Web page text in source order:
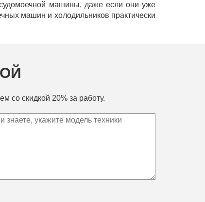
машины, даже если они уже
машин и холодильников практически
со скидкой 20% за работу.